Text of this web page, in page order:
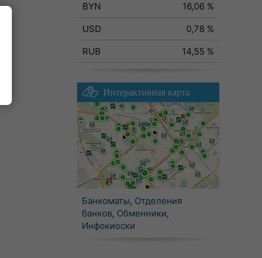
BYN
16,06 %
USD
0,78 %
RUB
14,55 %
Интерактивная карта
Банкоматы, Отделения
банков, Обменники,
Инфокиоски